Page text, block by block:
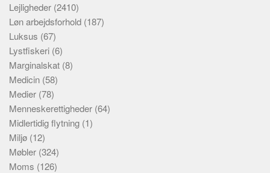
Lejligheder (2410)
Løn arbejdsforhold (187)
Luksus (67)
Lystfiskeri (6)
Marginalskat (8)
Medicin (58)
Medier (78)
Menneskerettigheder (64)
Midlertidig flytning (1)
Miljø (12)
Møbler (324)
Moms (126)